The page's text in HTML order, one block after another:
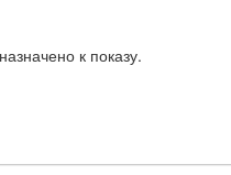
к показу.